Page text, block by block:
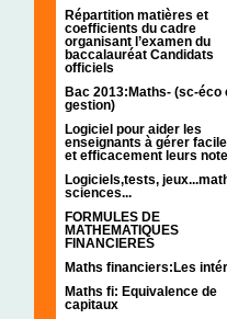
Répartition matières et
coefficients du cadre
organisant l’examen du
baccalauréat Candidats
officiels
Bac 2013:Maths- (sc-éco
gestion)
Logiciel pour aider les
enseignants à gérer
et efficacement leurs
Logiciels,tests,
sciences...
FORMULES DE
MATHEMATIQUES
FINANCIERES
Maths financiers:Les
Maths fi: Equivalence de
capitaux